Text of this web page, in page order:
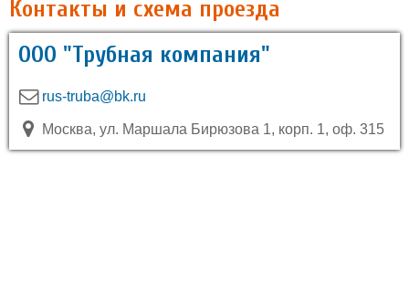
Контакты и схема проезда
ООО "Трубная компания"
rus-truba@bk.ru
Москва, ул. Маршала Бирюзова 1, корп. 1, оф. 315